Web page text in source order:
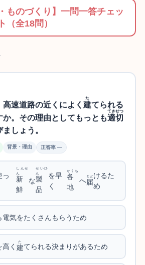
ものづくり】一問一答チェッ
（全18問）
速道路の近くによく 建
た
てられる
か。その理由としてもっとも適切
てきせつ
しょう。
背景・理由 正答率 —
っ
新
鮮
しんせ
ん
な製
品
せいひ
ん
を早
く
各
地
かくち
へ届
とどけるた
め
電気をたくさんもらうため
高く 建
た
てられる決まりがあるため